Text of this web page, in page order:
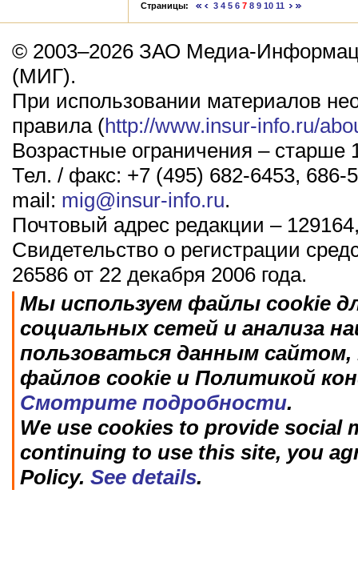
Страницы: 3 4 5 6 7 8 9 10 11
© 2003–2026 ЗАО Медиа-
(МИГ).
При использовании материалов
правила (http://www.insur-info.ru/
Возрастные ограничения – старше
Тел. / факс: +7 (495) 682-6453, 686-
mail: mig@insur-info.ru.
Почтовый адрес редакции –
Свидетельство о регистрации
26586 от 22 декабря 2006 года.
Мы используем файлы cookie
социальных сетей и анализа
пользоваться данным
файлов cookie и Политикой
Смотрите подробности.
We use cookies to provide social
continuing to use this site, you
Policy. See details.